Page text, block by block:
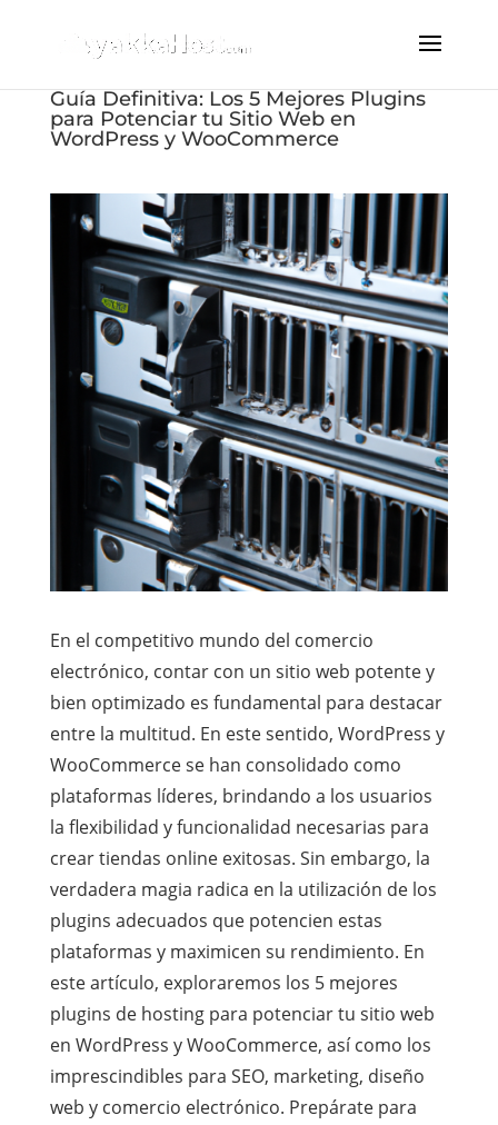
Guía Definitiva: Los 5 Mejores Plugins
para Potenciar tu Sitio Web en
WordPress y WooCommerce
En el competitivo mundo del comercio
electrónico, contar con un sitio web potente y
bien optimizado es fundamental para destacar
entre la multitud. En este sentido, WordPress y
WooCommerce se han consolidado como
plataformas líderes, brindando a los usuarios
la flexibilidad y funcionalidad necesarias para
crear tiendas online exitosas. Sin embargo, la
verdadera magia radica en la utilización de los
plugins adecuados que potencien estas
plataformas y maximicen su rendimiento. En
este artículo, exploraremos los 5 mejores
plugins de hosting para potenciar tu sitio web
en WordPress y WooCommerce, así como los
imprescindibles para SEO, marketing, diseño
web y comercio electrónico. Prepárate para